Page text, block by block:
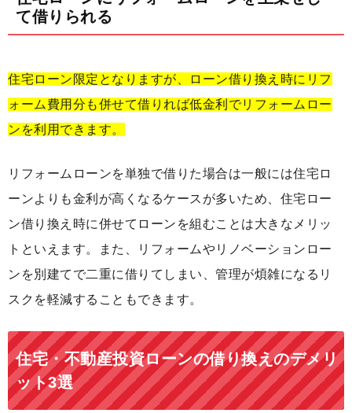
て借りられる
住宅ローン限定となりますが、ローン借り換え時にリフ
ォーム費用分も併せて借りれば低金利でリフォームロー
ンを利用できます。
リフォームローンを単独で借りた場合は一般には住宅ロ
ーンよりも金利が高くなるケースが多いため、住宅ロー
ン借り換え時に併せてローンを組むことは大きなメリッ
トといえます。また、リフォームやリノベーションロー
ンを別建てで二重に借りてしまい、管理が煩雑になるリ
スクを軽減することもできます。
住宅・不動産投資ローンの借り換えのデメリ
ット3選